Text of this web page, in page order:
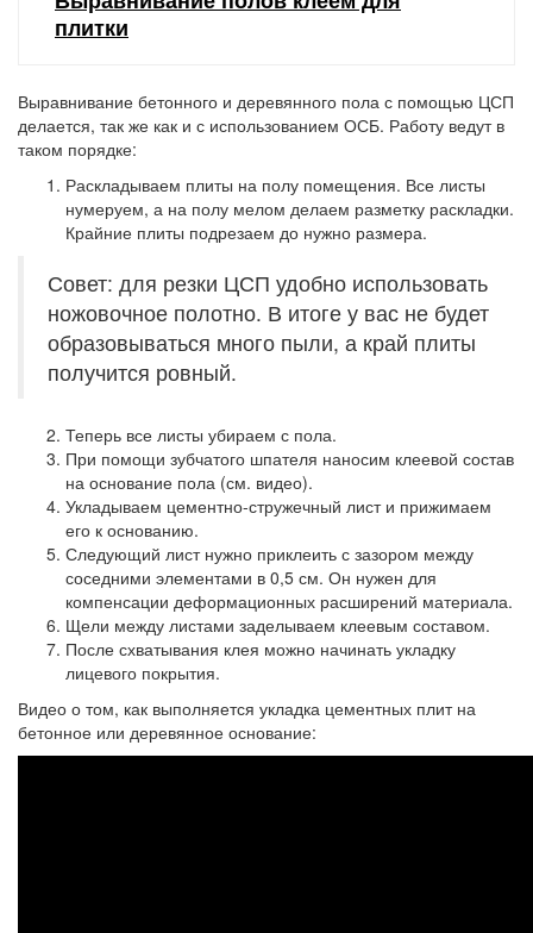
плитки
Выравнивание бетонного и деревянного пола с помощью ЦСП
делается, так же как и с использованием ОСБ. Работу ведут в
таком порядке:
Раскладываем плиты на полу помещения. Все листы
нумеруем, а на полу мелом делаем разметку раскладки.
Крайние плиты подрезаем до нужно размера.
Совет: для резки ЦСП удобно использовать
ножовочное полотно. В итоге у вас не будет
образовываться много пыли, а край плиты
получится ровный.
Теперь все листы убираем с пола.
При помощи зубчатого шпателя наносим клеевой состав
на основание пола (см. видео).
Укладываем цементно-стружечный лист и прижимаем
его к основанию.
Следующий лист нужно приклеить с зазором между
соседними элементами в 0,5 см. Он нужен для
компенсации деформационных расширений материала.
Щели между листами заделываем клеевым составом.
После схватывания клея можно начинать укладку
лицевого покрытия.
Видео о том, как выполняется укладка цементных плит на
бетонное или деревянное основание: